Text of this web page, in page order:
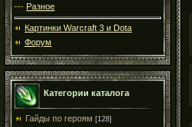
--- Разное
Картинки Warcraft 3 и Dota
Форум
Категории каталога
Гайды по героям [128]